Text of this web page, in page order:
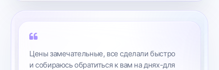
Цены замечательные, все сделали быстро
и собираюсь обратиться к вам на днях-для